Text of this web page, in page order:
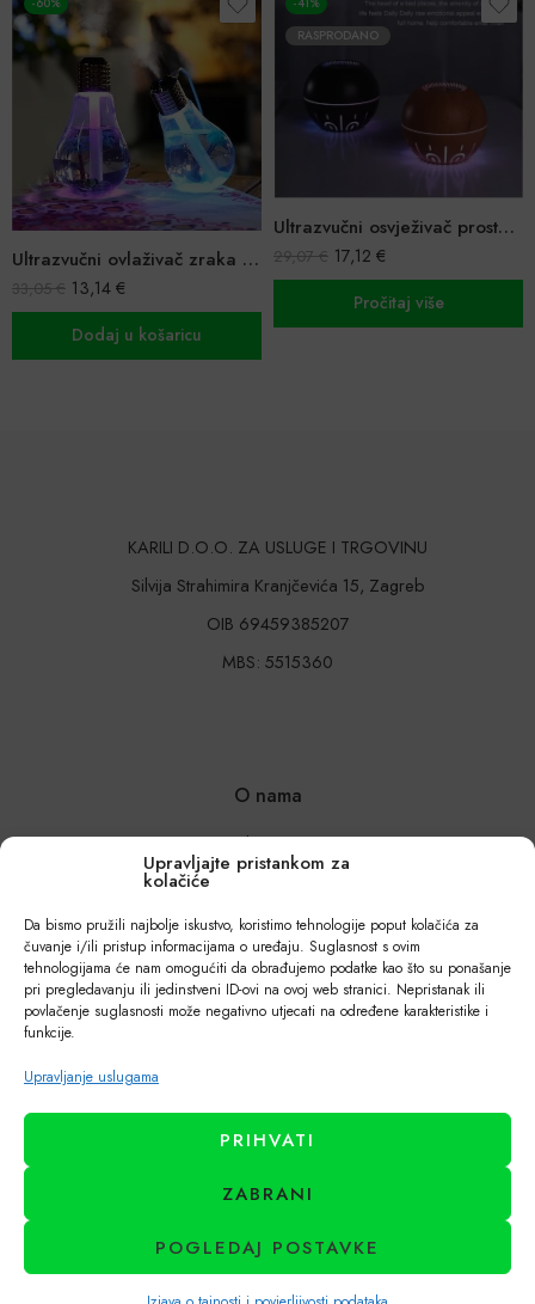
Upravljajte pristankom za
kolačiće
Da bismo pružili najbolje iskustvo, koristimo tehnologije poput kolačića za
čuvanje i/ili pristup informacijama o uređaju. Suglasnost s ovim
tehnologijama će nam omogućiti da obrađujemo podatke kao što su ponašanje
pri pregledavanju ili jedinstveni ID-ovi na ovoj web stranici. Nepristanak ili
povlačenje suglasnosti može negativno utjecati na određene karakteristike i
funkcije.
Upravljanje uslugama
PRIHVATI
ZABRANI
POGLEDAJ POSTAVKE
Ultrazvučni ovlaživač zraka s difuzorom u obliku žarulje
RASPRODANO
Ultrazvučni osvježivač prostora – 7 boja
29,07€ 17,12€
RASPRODANO
22,43€
Pročitaj više
KARILI D.O.O. ZA USLUGE I TRGOVINU
Silvija Strahimira Kranjčevića 15, Zagreb
OIB 69459385207
MBS: 5515360
O nama
Tko smo
Kontakt
Izjava o tajnosti i povjerljivosti podataka
Za poslovne kupce – Veleprodaja
Trebate pomoć?
Česta pitanja